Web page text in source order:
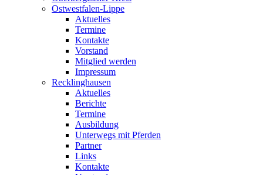
Ostwestfalen-Lippe
Aktuelles
Termine
Kontakte
Vorstand
Mitglied werden
Impressum
Recklinghausen
Aktuelles
Berichte
Termine
Ausbildung
Unterwegs mit Pferden
Partner
Links
Kontakte